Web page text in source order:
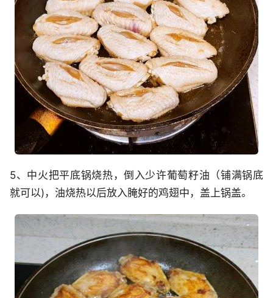
5、中火把平底锅烧热，倒入少许葡萄籽油（铺满锅底
就可以)，油烧热以后放入腌好的鸡翅中，盖上锅盖。